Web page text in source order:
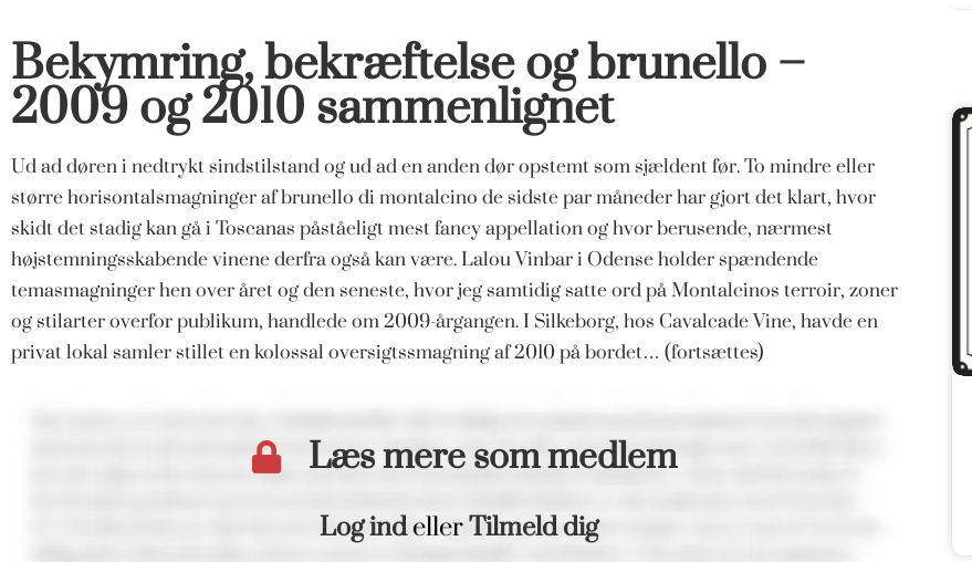
Bekymring, bekræftelse og brunello –
2009 og 2010 sammenlignet
Ud ad døren i nedtrykt sindstilstand og ud ad en anden dør opstemt som sjældent før. To mindre eller
større horisontalsmagninger af brunello di montalcino de sidste par måneder har gjort det klart, hvor
skidt det stadig kan gå i Toscanas påståeligt mest fancy appellation og hvor berusende, nærmest
højstemningsskabende vinene derfra også kan være. Lalou Vinbar i Odense holder spændende
temasmagninger hen over året og den seneste, hvor jeg samtidig satte ord på Montalcinos terroir, zoner
og stilarter overfor publikum, handlede om 2009-årgangen. I Silkeborg, hos Cavalcade Vine, havde en
privat lokal samler stillet en kolossal oversigtssmagning af 2010 på bordet… (fortsættes)
Læs mere som medlem
Log indellerTilmeld dig